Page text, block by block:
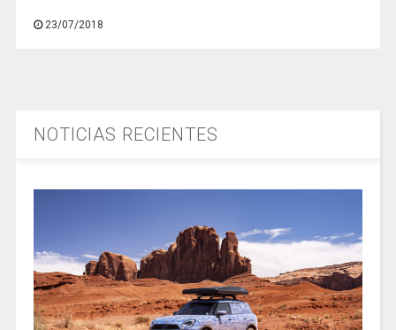
23/07/2018
NOTICIAS RECIENTES